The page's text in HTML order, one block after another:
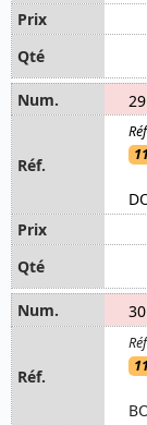
29
30